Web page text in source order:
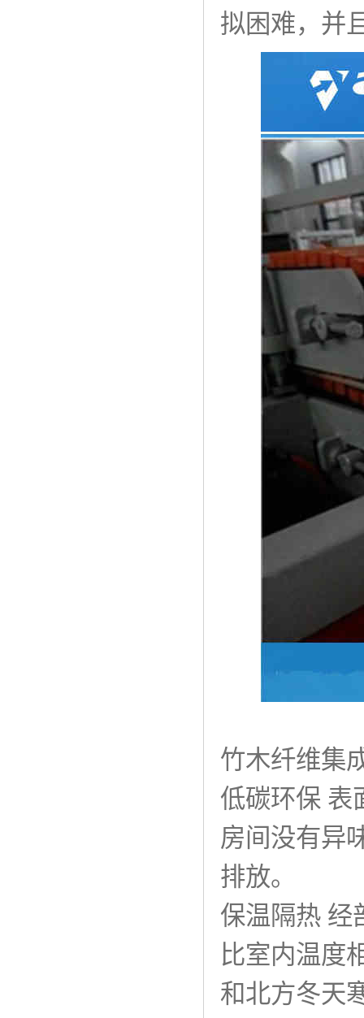
拟困难，并
竹木纤维集
低碳环保 表
房间没有异
排放。
保温隔热 经
比室内温度
和北方冬天